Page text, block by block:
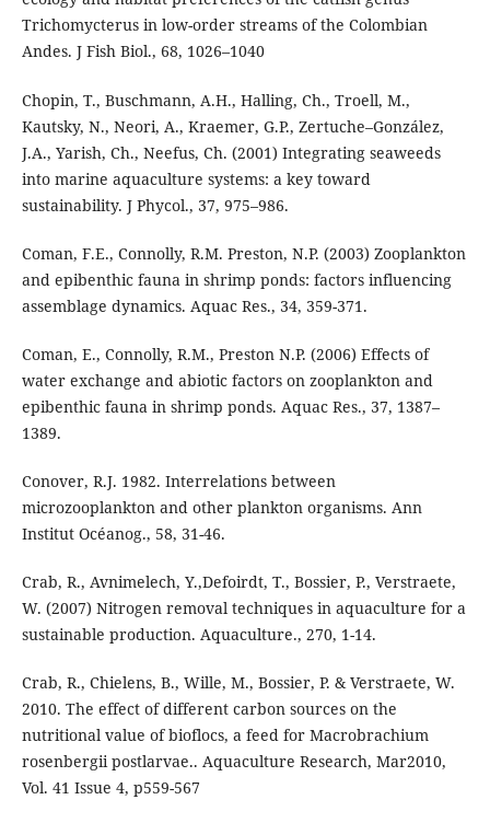
Trichomycterus in low-order streams of the Colombian
Andes. J Fish Biol., 68, 1026–1040
Chopin, T., Buschmann, A.H., Halling, Ch., Troell, M.,
Kautsky, N., Neori, A., Kraemer, G.P., Zertuche–González,
J.A., Yarish, Ch., Neefus, Ch. (2001) Integrating seaweeds
into marine aquaculture systems: a key toward
sustainability. J Phycol., 37, 975–986.
Coman, F.E., Connolly, R.M. Preston, N.P. (2003) Zooplankton
and epibenthic fauna in shrimp ponds: factors influencing
assemblage dynamics. Aquac Res., 34, 359-371.
Coman, E., Connolly, R.M., Preston N.P. (2006) Effects of
water exchange and abiotic factors on zooplankton and
epibenthic fauna in shrimp ponds. Aquac Res., 37, 1387–
1389.
Conover, R.J. 1982. Interrelations between
microzooplankton and other plankton organisms. Ann
Institut Océanog., 58, 31-46.
Crab, R., Avnimelech, Y.,Defoirdt, T., Bossier, P., Verstraete,
W. (2007) Nitrogen removal techniques in aquaculture for a
sustainable production. Aquaculture., 270, 1-14.
Crab, R., Chielens, B., Wille, M., Bossier, P. & Verstraete, W.
2010. The effect of different carbon sources on the
nutritional value of bioflocs, a feed for Macrobrachium
rosenbergii postlarvae.. Aquaculture Research, Mar2010,
Vol. 41 Issue 4, p559-567